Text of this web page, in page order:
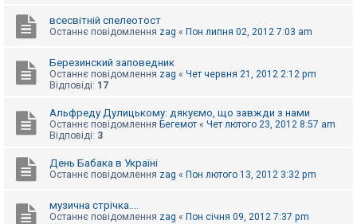
и
П
ш
к
всесвітній спелеотост
Останнє повідомлення zag « Пон липня 02, 2012 7:03 am
Березинский заповедник
Останнє повідомлення zag « Чет червня 21, 2012 2:12 pm
Відповіді: 17
Альфреду Дулицькому: дякуємо, що завжди з нами
Останнє повідомлення Бегемот « Чет лютого 23, 2012 8:57 am
Відповіді: 3
День Бабака в Україні
Останнє повідомлення zag « Пон лютого 13, 2012 3:32 pm
музична стрічка....
Останнє повідомлення zag « Пон січня 09, 2012 7:37 pm